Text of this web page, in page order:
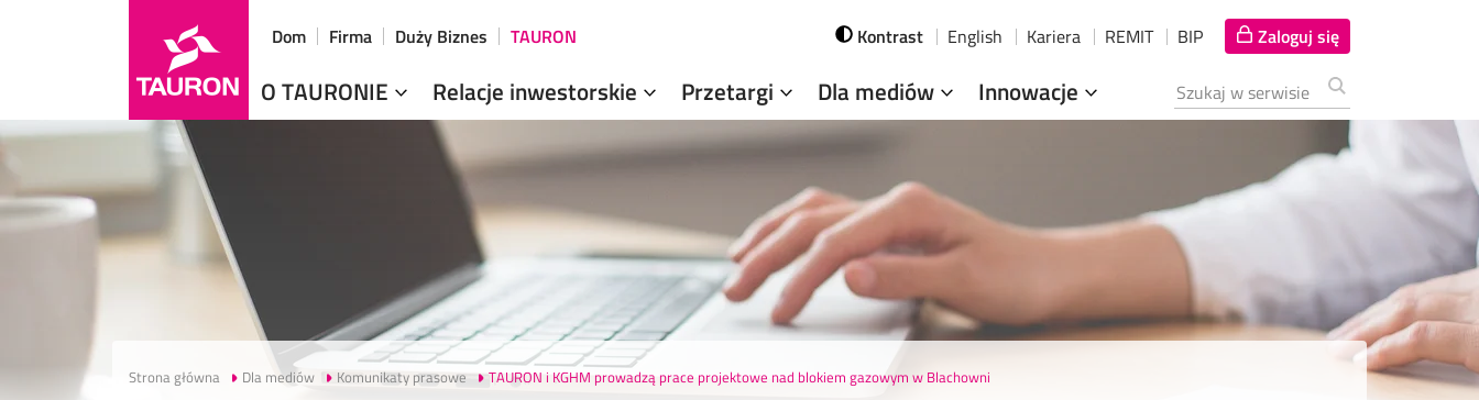
Dom Firma Duży Biznes
TAURON
Szukana fraza
Zaloguj się
O TAURONIE Relacje inwestorskie Przetargi Dla mediów Innowacje
Kontrast English Kariera REMIT BIP
Strona główna Dla mediów Komunikaty prasowe TAURON i KGHM prowadzą prace projektowe nad blokiem gazowym w Blachowni